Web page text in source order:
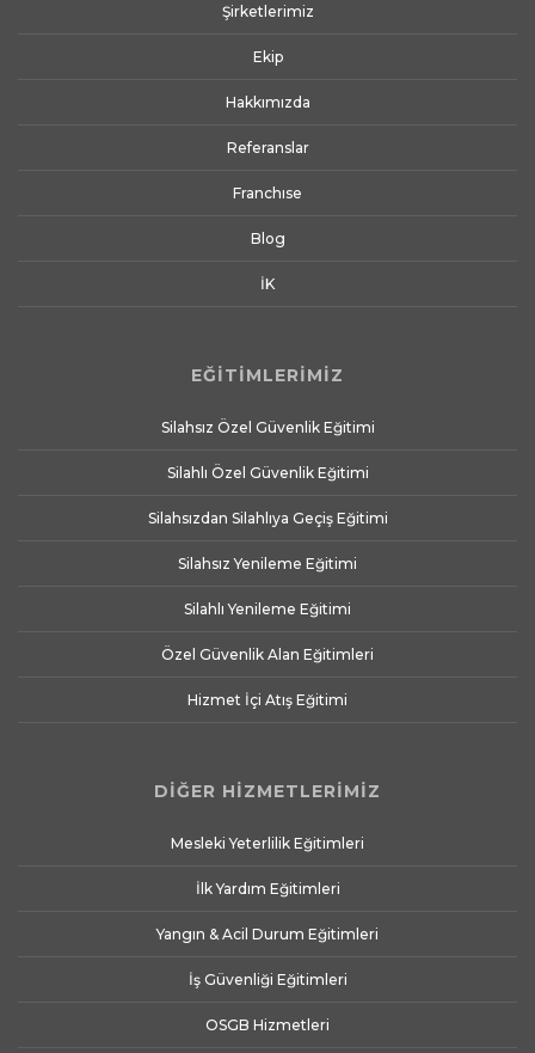
Şirketlerimiz
Ekip
Hakkımızda
Referanslar
Franchıse
Blog
İK
EĞİTİMLERİMİZ
Silahsız Özel Güvenlik Eğitimi
Silahlı Özel Güvenlik Eğitimi
Silahsızdan Silahlıya Geçiş Eğitimi
Silahsız Yenileme Eğitimi
Silahlı Yenileme Eğitimi
Özel Güvenlik Alan Eğitimleri
Hizmet İçi Atış Eğitimi
DİĞER HİZMETLERİMİZ
Mesleki Yeterlilik Eğitimleri
İlk Yardım Eğitimleri
Yangın & Acil Durum Eğitimleri
İş Güvenliği Eğitimleri
OSGB Hizmetleri